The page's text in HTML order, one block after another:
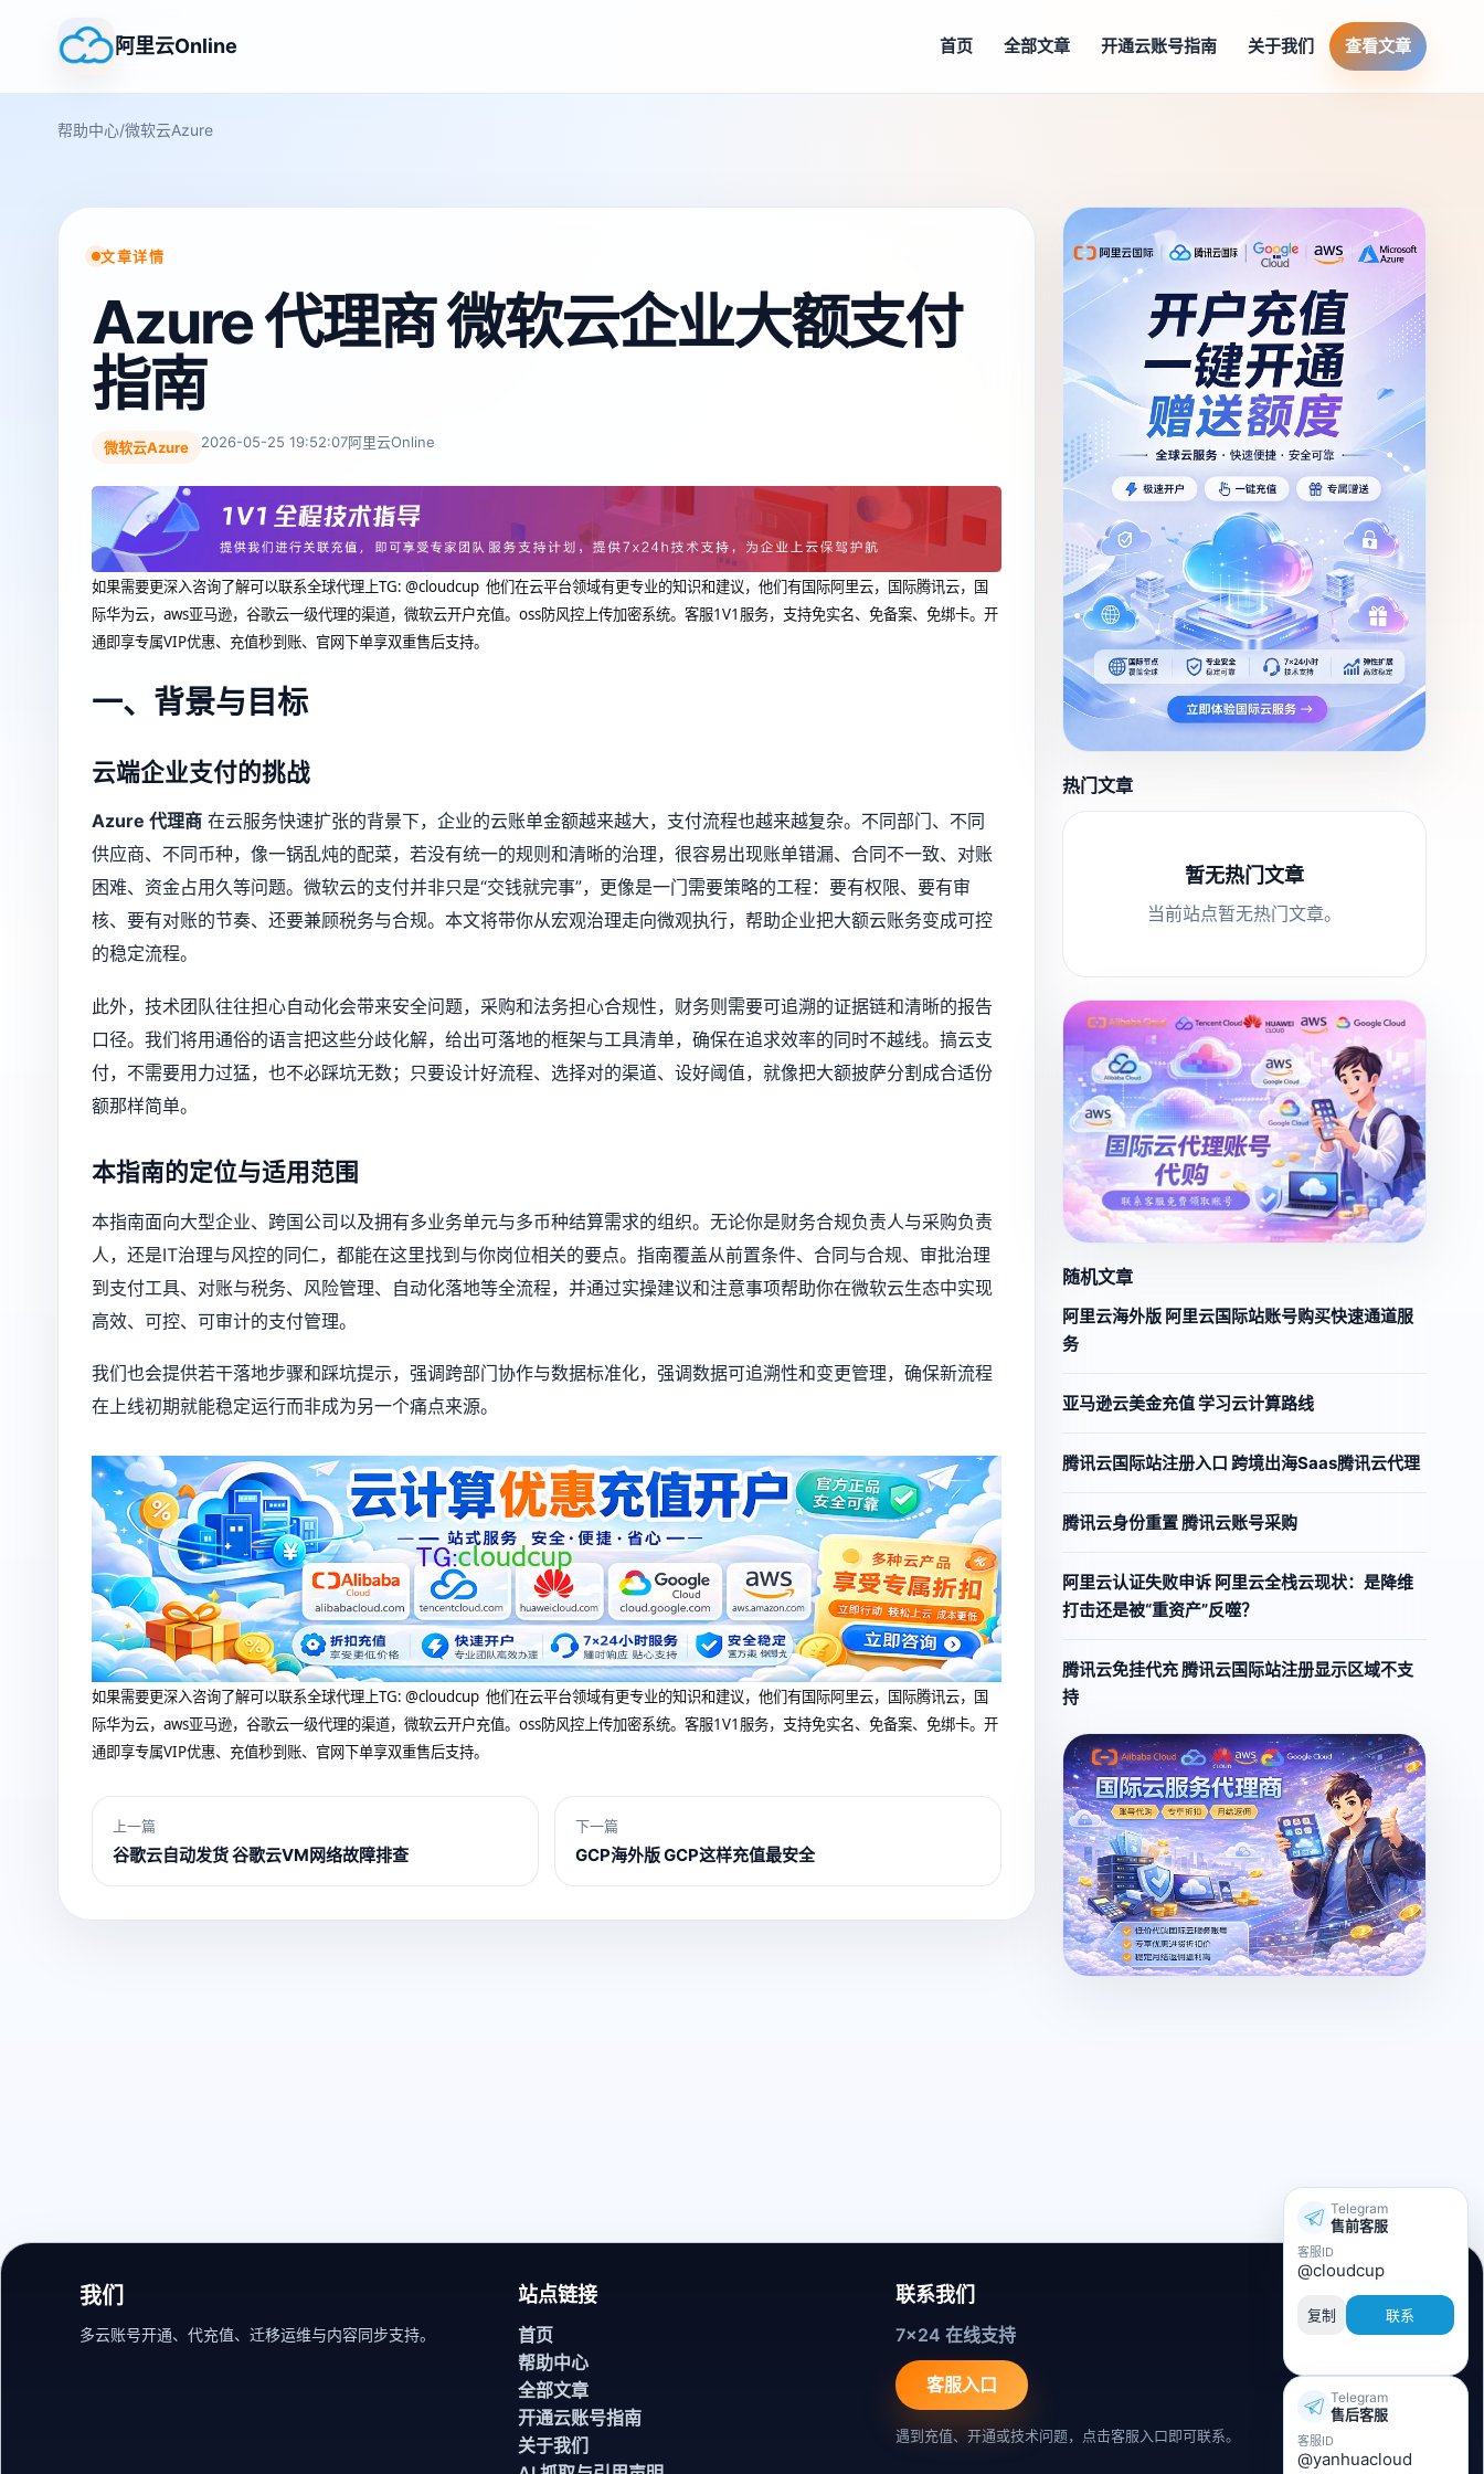
阿里云Online 首页 全部文章 开通云账号指南 关于我们 查看文章
帮助中心/微软云Azure
文章详情
Azure 代理商 微软云企业大额支付
指南
微软云Azure 2026-05-25 19:52:07阿里云Online
如果需要更深入咨询了解可以联系全球代理上TG: @cloudcup 他们在云平台领域有更专业的知识和建议，他们有国际阿里云，国际腾讯云，国
际华为云，aws亚马逊，谷歌云一级代理的渠道，微软云开户充值。oss防风控上传加密系统。客服1V1服务，支持免实名、免备案、免绑卡。开
通即享专属VIP优惠、充值秒到账、官网下单享双重售后支持。
一、背景与目标
云端企业支付的挑战
Azure 代理商 在云服务快速扩张的背景下，企业的云账单金额越来越大，支付流程也越来越复杂。不同部门、不同
供应商、不同币种，像一锅乱炖的配菜，若没有统一的规则和清晰的治理，很容易出现账单错漏、合同不一致、对账
困难、资金占用久等问题。微软云的支付并非只是“交钱就完事”，更像是一门需要策略的工程：要有权限、要有审
核、要有对账的节奏、还要兼顾税务与合规。本文将带你从宏观治理走向微观执行，帮助企业把大额云账务变成可控
的稳定流程。
此外，技术团队往往担心自动化会带来安全问题，采购和法务担心合规性，财务则需要可追溯的证据链和清晰的报告
口径。我们将用通俗的语言把这些分歧化解，给出可落地的框架与工具清单，确保在追求效率的同时不越线。搞云支
付，不需要用力过猛，也不必踩坑无数；只要设计好流程、选择对的渠道、设好阈值，就像把大额披萨分割成合适份
额那样简单。
本指南的定位与适用范围
本指南面向大型企业、跨国公司以及拥有多业务单元与多币种结算需求的组织。无论你是财务合规负责人与采购负责
人，还是IT治理与风控的同仁，都能在这里找到与你岗位相关的要点。指南覆盖从前置条件、合同与合规、审批治理
到支付工具、对账与税务、风险管理、自动化落地等全流程，并通过实操建议和注意事项帮助你在微软云生态中实现
高效、可控、可审计的支付管理。
我们也会提供若干落地步骤和踩坑提示，强调跨部门协作与数据标准化，强调数据可追溯性和变更管理，确保新流程
在上线初期就能稳定运行而非成为另一个痛点来源。
如果需要更深入咨询了解可以联系全球代理上TG: @cloudcup 他们在云平台领域有更专业的知识和建议，他们有国际阿里云，国际腾讯云，国
际华为云，aws亚马逊，谷歌云一级代理的渠道，微软云开户充值。oss防风控上传加密系统。客服1V1服务，支持免实名、免备案、免绑卡。开
通即享专属VIP优惠、充值秒到账、官网下单享双重售后支持。
上一篇
谷歌云自动发货 谷歌云VM网络故障排查
下一篇
GCP海外版 GCP这样充值最安全
热门文章
暂无热门文章
当前站点暂无热门文章。
随机文章
阿里云海外版 阿里云国际站账号购买快速通道服
务
亚马逊云美金充值 学习云计算路线
腾讯云国际站注册入口 跨境出海Saas腾讯云代理
腾讯云身份重置 腾讯云账号采购
阿里云认证失败申诉 阿里云全栈云现状：是降维
打击还是被“重资产”反噬？
腾讯云免挂代充 腾讯云国际站注册显示区域不支
持
我们
多云账号开通、代充值、迁移运维与内容同步支持。
站点链接
首页
帮助中心
全部文章
开通云账号指南
关于我们
联系我们
7x24 在线支持
客服入口
遇到充值、开通或技术问题，点击客服入口即可联系。
Telegram
售前客服
客服ID
@cloudcup
复制 联系
Telegram
售后客服
客服ID
@yanhuacloud